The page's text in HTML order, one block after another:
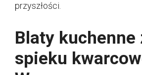
przyszłości.
Blaty kuchenne
spieku